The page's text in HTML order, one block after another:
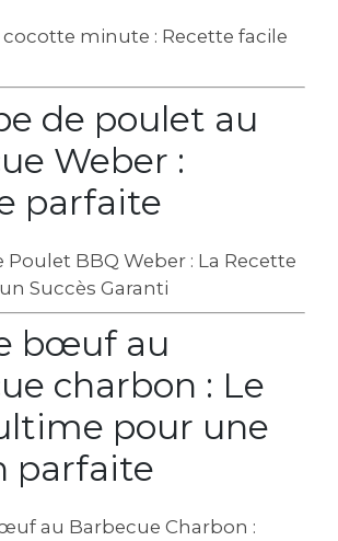
minute : Recette facile
de poulet au
Weber :
parfaite
Poulet BBQ Weber : La Recette
Succès Garanti
bœuf au
charbon : Le
pour une
parfaite
au Barbecue Charbon :